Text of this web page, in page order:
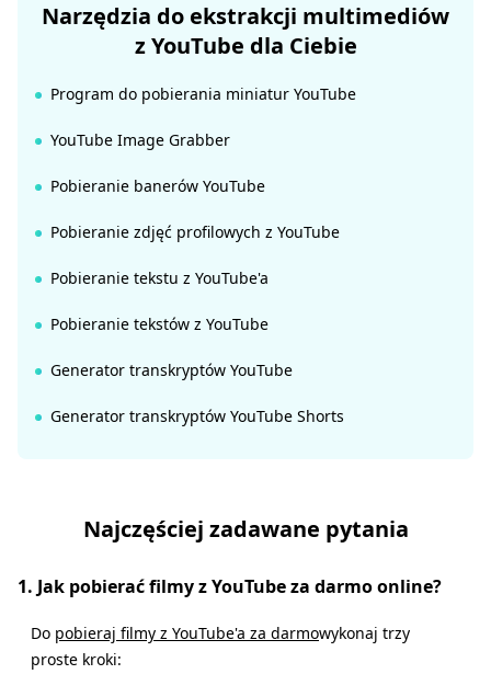
Narzędzia do ekstrakcji multimediów
z YouTube dla Ciebie
Program do pobierania miniatur YouTube
YouTube Image Grabber
Pobieranie banerów YouTube
Pobieranie zdjęć profilowych z YouTube
Pobieranie tekstu z YouTube'a
Pobieranie tekstów z YouTube
Generator transkryptów YouTube
Generator transkryptów YouTube Shorts
Najczęściej zadawane pytania
1. Jak pobierać filmy z YouTube za darmo online?
Do pobieraj filmy z YouTube'a za darmowykonaj trzy
proste kroki: